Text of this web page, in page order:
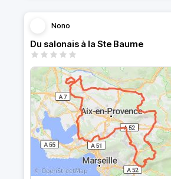
Nono
Du salonais à la Ste Baume